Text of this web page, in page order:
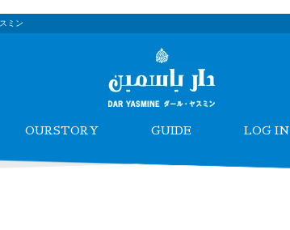
ミン
OURSTORY GUIDE LOG IN